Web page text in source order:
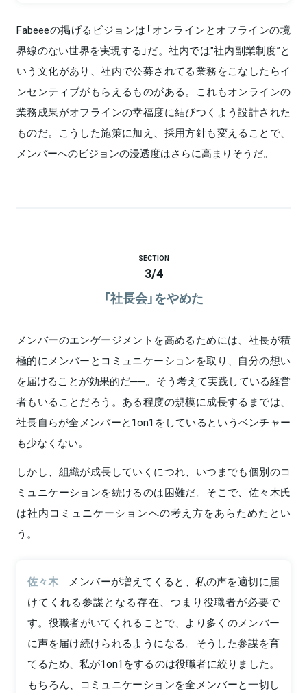
Fabeeeの掲げるビジョンは「オンラインとオフラインの境
界線のない世界を実現する」だ。社内では"社内副業制度”と
いう文化があり、社内で公募されてる業務をこなしたらイ
ンセンティブがもらえるものがある。これもオンラインの
業務成果がオフラインの幸福度に結びつくよう設計された
ものだ。こうした施策に加え、採用方針も変えることで、
メンバーへのビジョンの浸透度はさらに高まりそうだ。
SECTION
3/4
「社長会」をやめた
メンバーのエンゲージメントを高めるためには、社長が積
極的にメンバーとコミュニケーションを取り、自分の想い
を届けることが効果的だ──。そう考えて実践している経営
者もいることだろう。ある程度の規模に成長するまでは、
社長自らが全メンバーと1on1をしているというベンチャー
も少なくない。
しかし、組織が成長していくにつれ、いつまでも個別のコ
ミュニケーションを続けるのは困難だ。そこで、佐々木氏
は社内コミュニケーションへの考え方をあらためたとい
う。
佐々木
メンバーが増えてくると、私の声を適切に届
けてくれる参謀となる存在、つまり役職者が必要で
す。役職者がいてくれることで、より多くのメンバー
に声を届け続けられるようになる。そうした参謀を育
てるため、私が1on1をするのは役職者に絞りました。
もちろん、コミュニケーションを全メンバーと一切し